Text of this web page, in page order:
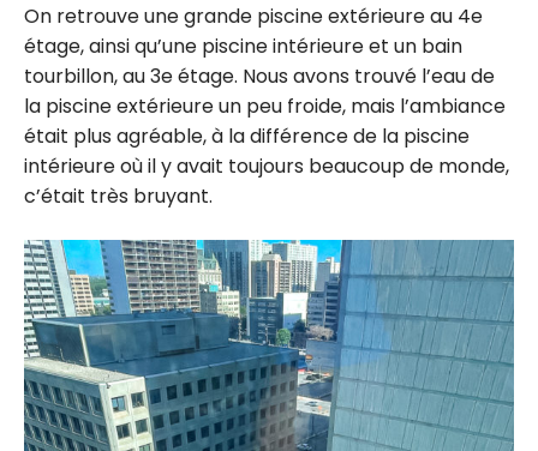
On retrouve une grande piscine extérieure au 4e
étage, ainsi qu’une piscine intérieure et un bain
tourbillon, au 3e étage. Nous avons trouvé l’eau de
la piscine extérieure un peu froide, mais l’ambiance
était plus agréable, à la différence de la piscine
intérieure où il y avait toujours beaucoup de monde,
c’était très bruyant.